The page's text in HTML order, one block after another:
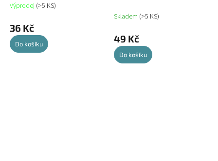
Výprodej (>5 KS)
36 Kč
Do košíku
Skladem (>5 KS)
49 Kč
Do košíku